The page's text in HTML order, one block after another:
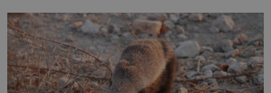
Když se ke mně doneslo, že si manžel pořídil milenku,